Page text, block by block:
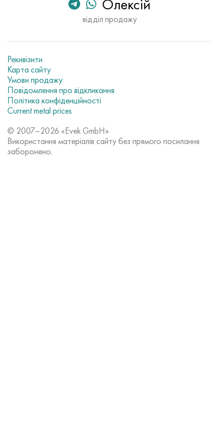
Олексій
відділ продажу
Рекивізити
Карта сайту
Умови продажу
Повідомлення про відкликання
Політика конфіденційності
Current metal prices
© 2007–2026 «Evek GmbH»
Використання матеріалів сайту без прямого посилання
заборонено.